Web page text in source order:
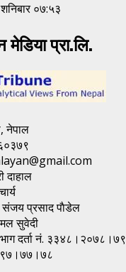
०७:५३
प्रा.लि.
नेपाल
दाहाल
संजय प्रसाद पाैडेल
सुवेदी
दर्ता नं. ३३४८।२०७८।७९